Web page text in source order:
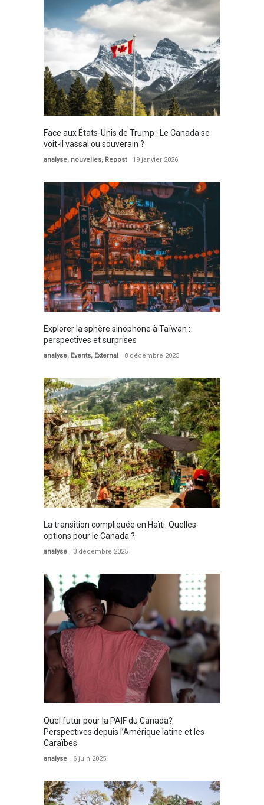
Face aux États-Unis de Trump : Le Canada se
voit-il vassal ou souverain ?
analyse, nouvelles, Repost 19 janvier 2026
Explorer la sphère sinophone à Taïwan :
perspectives et surprises
analyse, Events, External 8 décembre 2025
La transition compliquée en Haïti. Quelles
options pour le Canada ?
analyse 3 décembre 2025
Quel futur pour la PAIF du Canada?
Perspectives depuis l’Amérique latine et les
Caraïbes
analyse 6 juin 2025